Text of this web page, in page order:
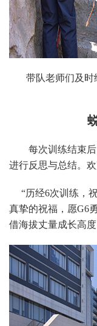
带队老师们及时
每次训练结束后
进行反思与总结。
“历经6次训练，
真挚的祝福，愿G6
借海拔丈量成长高度